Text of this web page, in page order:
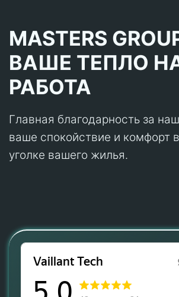
MASTERS
ВАШЕ ТЕПЛО
РАБОТА
Главная благодарность за
ваше спокойствие и комфорт
уголке вашего жилья.